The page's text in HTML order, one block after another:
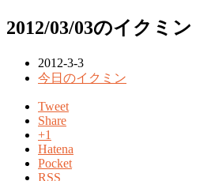
2012/03/03のイクミン
2012-3-3
今日のイクミン
Tweet
Share
+1
Hatena
Pocket
RSS